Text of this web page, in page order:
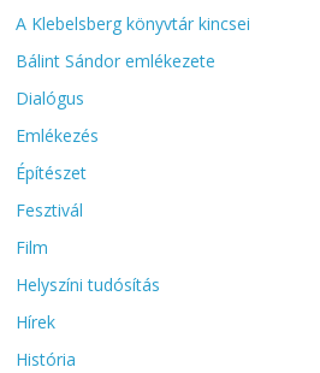
A Klebelsberg könyvtár kincsei
Bálint Sándor emlékezete
Dialógus
Emlékezés
Építészet
Fesztivál
Film
Helyszíni tudósítás
Hírek
História